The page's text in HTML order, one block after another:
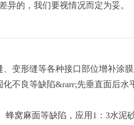
的，我们要视情况而定为妥。
形缝等各种接口部位增补涂
不良等缺陷&rarr;先垂直面后水
窝麻面等缺陷，应用1：3水泥砂